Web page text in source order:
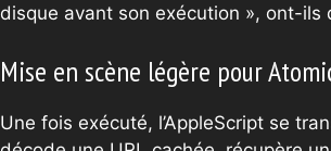
disque avant son exécution », ont-ils
Mise en scène légère pour
Une fois exécuté, l’AppleScript se